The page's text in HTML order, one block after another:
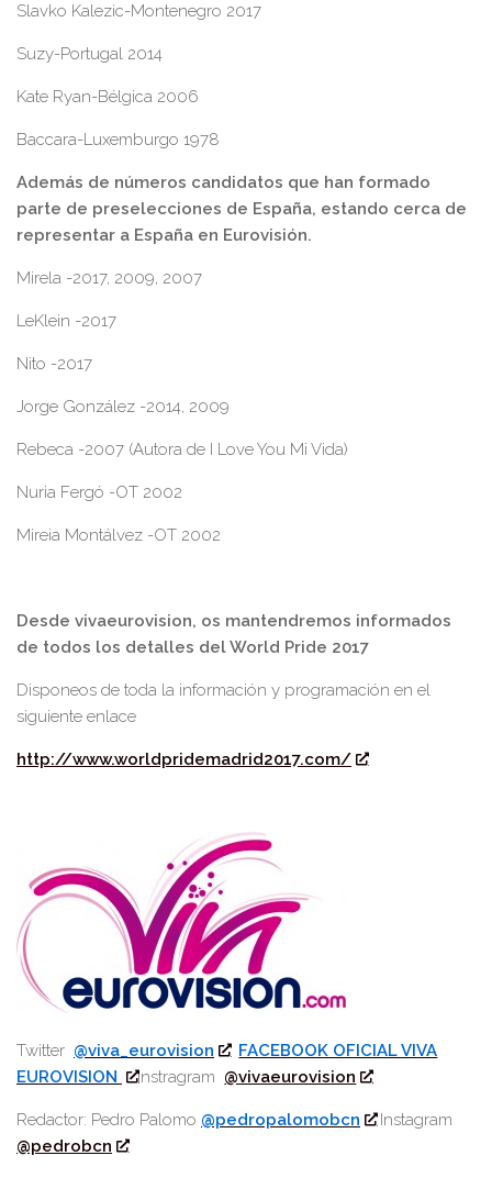
Slavko Kalezic-Montenegro 2017
Suzy-Portugal 2014
Kate Ryan-Bélgica 2006
Baccara-Luxemburgo 1978
Además de números candidatos que han formado
parte de preselecciones de España, estando cerca de
representar a España en Eurovisión.
Mirela -2017, 2009, 2007
LeKlein -2017
Nito -2017
Jorge González -2014, 2009
Rebeca -2007 (Autora de I Love You Mi Vida)
Nuria Fergó -OT 2002
Mireia Montálvez -OT 2002
Desde vivaeurovision, os mantendremos informados
de todos los detalles del World Pride 2017
Disponeos de toda la información y programación en el
siguiente enlace
http://www.worldpridemadrid2017.com/
Twitter @viva_eurovision
FACEBOOK OFICIAL VIVA
EUROVISION
Instragram @vivaeurovision
Redactor: Pedro Palomo @pedropalomobcn
Instagram
@pedrobcn